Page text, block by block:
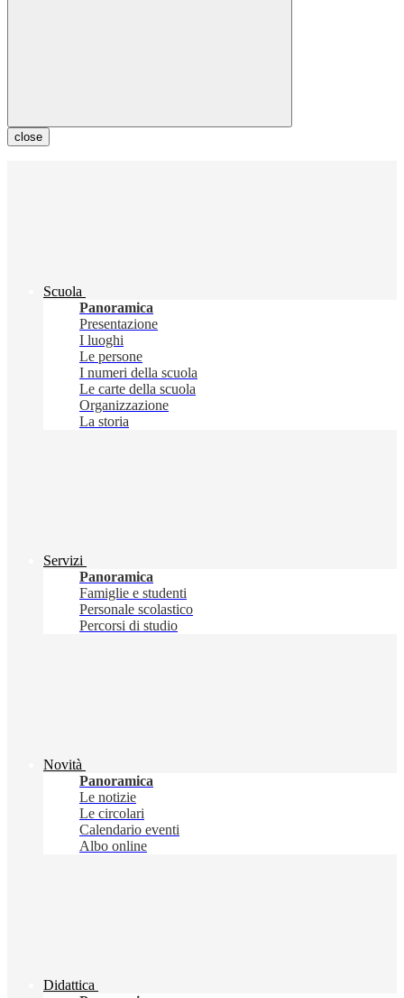
close
Scuola
Panoramica
Presentazione
I luoghi
Le persone
I numeri della scuola
Le carte della scuola
Organizzazione
La storia
Servizi
Panoramica
Famiglie e studenti
Personale scolastico
Percorsi di studio
Novità
Panoramica
Le notizie
Le circolari
Calendario eventi
Albo online
Didattica